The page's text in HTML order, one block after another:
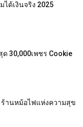
ได้เงินจริง 2025
30,000เพชร Cookie
ร้านหม้อไฟแห่งความสุข